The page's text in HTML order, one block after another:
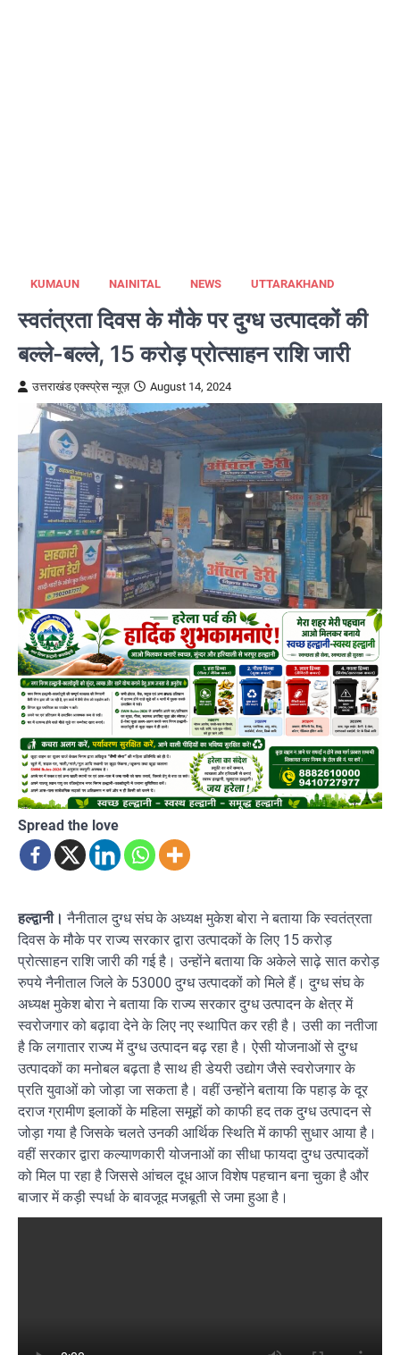
KUMAUN NAINITAL NEWS UTTARAKHAND
स्वतंत्रता दिवस के मौके पर दुग्ध उत्पादकों की
बल्ले-बल्ले, 15 करोड़ प्रोत्साहन राशि जारी
उत्तराखंड एक्स्प्रेस न्यूज़ August 14, 2024
Spread the love
हल्द्वानी। नैनीताल दुग्ध संघ के अध्यक्ष मुकेश बोरा ने बताया कि स्वतंत्रता
दिवस के मौके पर राज्य सरकार द्वारा उत्पादकों के लिए 15 करोड़
प्रोत्साहन राशि जारी की गई है। उन्होंने बताया कि अकेले साढ़े सात करोड़
रुपये नैनीताल जिले के 53000 दुग्ध उत्पादकों को मिले हैं। दुग्ध संघ के
अध्यक्ष मुकेश बोरा ने बताया कि राज्य सरकार दुग्ध उत्पादन के क्षेत्र में
स्वरोजगार को बढ़ावा देने के लिए नए स्थापित कर रही है। उसी का नतीजा
है कि लगातार राज्य में दुग्ध उत्पादन बढ़ रहा है। ऐसी योजनाओं से दुग्ध
उत्पादकों का मनोबल बढ़ता है साथ ही डेयरी उद्योग जैसे स्वरोजगार के
प्रति युवाओं को जोड़ा जा सकता है। वहीं उन्होंने बताया कि पहाड़ के दूर
दराज ग्रामीण इलाकों के महिला समूहों को काफी हद तक दुग्ध उत्पादन से
जोड़ा गया है जिसके चलते उनकी आर्थिक स्थिति में काफी सुधार आया है।
वहीं सरकार द्वारा कल्याणकारी योजनाओं का सीधा फायदा दुग्ध उत्पादकों
को मिल पा रहा है जिससे आंचल दूध आज विशेष पहचान बना चुका है और
बाजार में कड़ी स्पर्धा के बावजूद मजबूती से जमा हुआ है।